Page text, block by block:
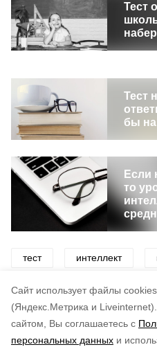
Cайт использует файлы
(Яндекс.Метрика и Liveinternet).
сайтом, Вы соглашаетесь с
персональных данных и
Тест
Тест
бы на
Если
то
тест интеллект
образование знания